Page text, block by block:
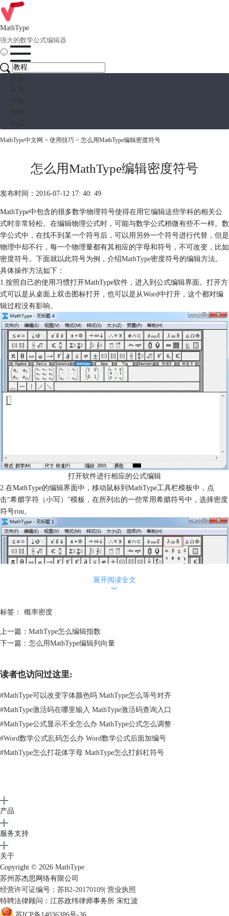
MathType
强大的数学公式编辑器
MathType中文网 > 使用技巧 > 怎么用MathType编辑密度符号
怎么用MathType编辑密度符号
发布时间：2016-07-12 17: 40: 49
MathType中包含的很多数学物理符号使得在用它编辑这些学科的相关公
式时非常轻松。在编辑物理公式时，可能与数学公式稍微有些不一样。数
学公式中，在找不到某一个符号后，可以用另外一个符号进行代替，但是
物理中却不行，每一个物理量都有其相应的字母和符号，不可改变，比如
密度符号。下面就以此符号为例，介绍MathType密度符号的编辑方法。
具体操作方法如下：
1.按照自己的使用习惯打开MathType软件，进入到公式编辑界面。打开方
式可以是从桌面上双击图标打开，也可以是从Word中打开，这个都对编
辑过程没有影响。
打开软件进行相应的公式编辑
2.在MathType的编辑界面中，移动鼠标到MathType工具栏模板中，点
击“希腊字符（小写）”模板，在所列出的一些常用希腊符号中，选择密度
符号rou。
根据上面的操作就可以在MathType中编辑出密度符号了。这个编辑的过
程并不难，只是你需要了解的是密度符号是哪一个符号，就可以在先在那
一类符号中进行查看有没有需要的符号，密度符号是希腊符号中的rou，
所以我们最先在MathType工具栏中的希腊字符里面进行查看，是否有我
辑时，首先看看一下MathType希腊符号模板中的符号。一般来说，这种
常用的字符就会在MathType工具栏中列出来，方便我们在编辑时的高频
调用。如果想要了解更多MathType物理符号编辑的方法，可以参考教
程：MathType欧姆符号怎么编辑
展开阅读全文
︾
标签： 概率密度
上一篇： MathType怎么编辑指数
下一篇： 怎么用MathType编辑列向量
读者也访问过这里:
#MathType可以改变字体颜色吗 MathType怎么等号对齐
#MathType激活码在哪里输入 MathType激活码查询入口
#MathType公式显示不全怎么办 MathType公式怎么调整
#Word数学公式乱码怎么办 Word数学公式后面加编号
#MathType怎么打花体字母 MathType怎么打斜杠符号
产品
服务支持
关于
Copyright © 2026 MathType
苏州苏杰思网络有限公司
经营许可证编号：苏B2-20170109 营业执照
特聘法律顾问：江苏政纬律师事务所 宋红波